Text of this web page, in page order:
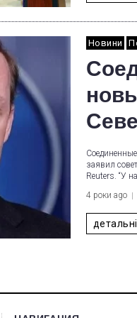
Новини
заявил
Reuters. “У
4 роки ago